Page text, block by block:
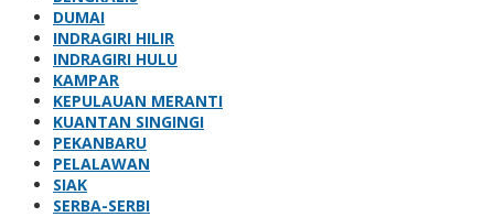
DUMAI
INDRAGIRI HILIR
INDRAGIRI HULU
KAMPAR
KEPULAUAN MERANTI
KUANTAN SINGINGI
PEKANBARU
PELALAWAN
SIAK
SERBA-SERBI